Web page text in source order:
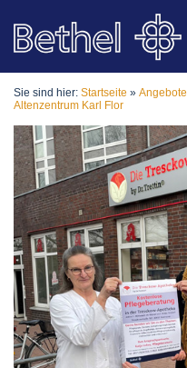
Sie sind hier: Startseite » Angebote
Altenzentrum Karl Flor